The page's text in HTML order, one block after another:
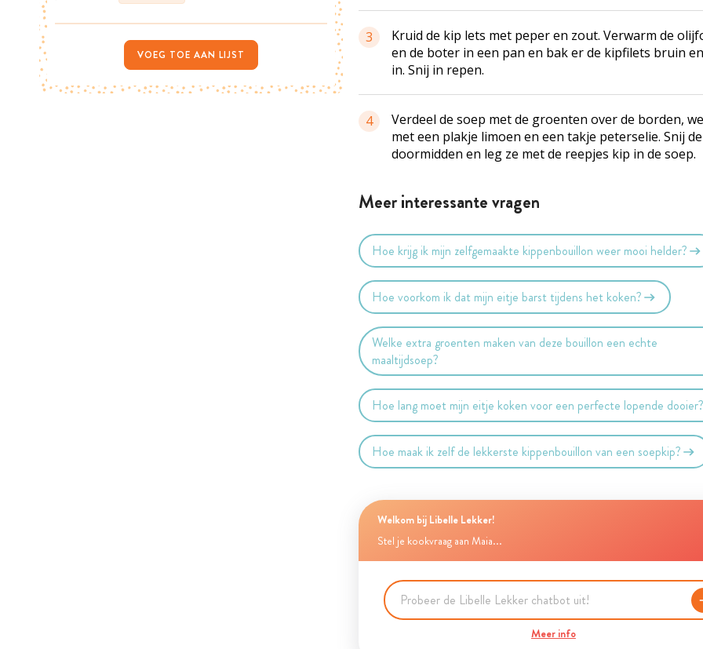
3
Kruid de kip lets met peper en zout. Verwarm de
en de boter in een pan en bak er de kipfilets bruin
in. Snij in repen.
4
Verdeel de soep met de groenten over de borden,
met een plakje limoen en een takje peterselie. Snij
doormidden en leg ze met de reepjes kip in de soep.
Meer interessante vragen
Hoe krijg ik mijn zelfgemaakte kippenbouillon weer mooi helder?
Hoe voorkom ik dat mijn eitje barst tijdens het koken?
Welke extra groenten maken van deze bouillon een echte
maaltijdsoep?
Hoe lang moet mijn eitje koken voor een perfecte lopende
Hoe maak ik zelf de lekkerste kippenbouillon van een soepkip?
Welkom bij Libelle Lekker!
Stel je kookvraag aan Maia...
Meer info
VOEG TOE AAN LIJST